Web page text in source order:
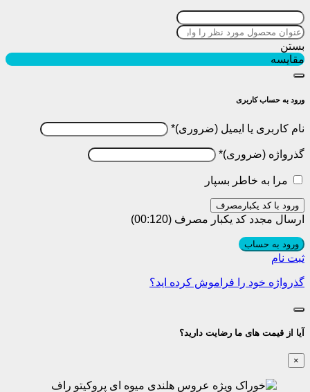
بستن
مقایسه
ورود به حساب کاربری
نام کاربری یا ایمیل *
گذرواژه *
مرا به خاطر بسپار
ورود با کد یکبارمصرف
ارسال مجدد کد یکبار مصرف (00:
120
)
ورود به حساب
ثبت نام
گذرواژه خود را فراموش کرده اید؟
آیا از قیمت های ما رضایت دارید؟
×